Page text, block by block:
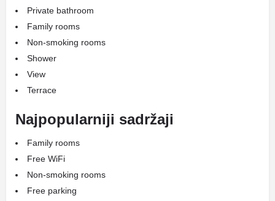
Private bathroom
Family rooms
Non-smoking rooms
Shower
View
Terrace
Najpopularniji sadržaji
Family rooms
Free WiFi
Non-smoking rooms
Free parking